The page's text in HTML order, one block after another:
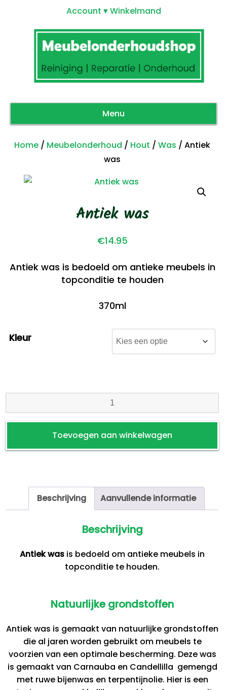
Account Winkelmand
Menu
Home / Meubelonderhoud / Hout /Was / Antiek
was
Antiek was
€14.95
Antiek was is bedoeld om antieke meubels in
topconditie te houden
370ml
Kleur
was
Toevoegen aan winkelwagen
Beschrijving Aanvullende informatie
Beschrijving
Antiek was is bedoeld om antieke meubels in
topconditie te houden.
Natuurlijke grondstoffen
Antiek was is gemaakt van natuurlijke grondstoffen
die al jaren worden gebruikt om meubels te
voorzien van een optimale bescherming. Deze was
is gemaakt van Carnauba en Candellilla gemengd
met ruwe bijenwas en terpentijnolie. Hier is een